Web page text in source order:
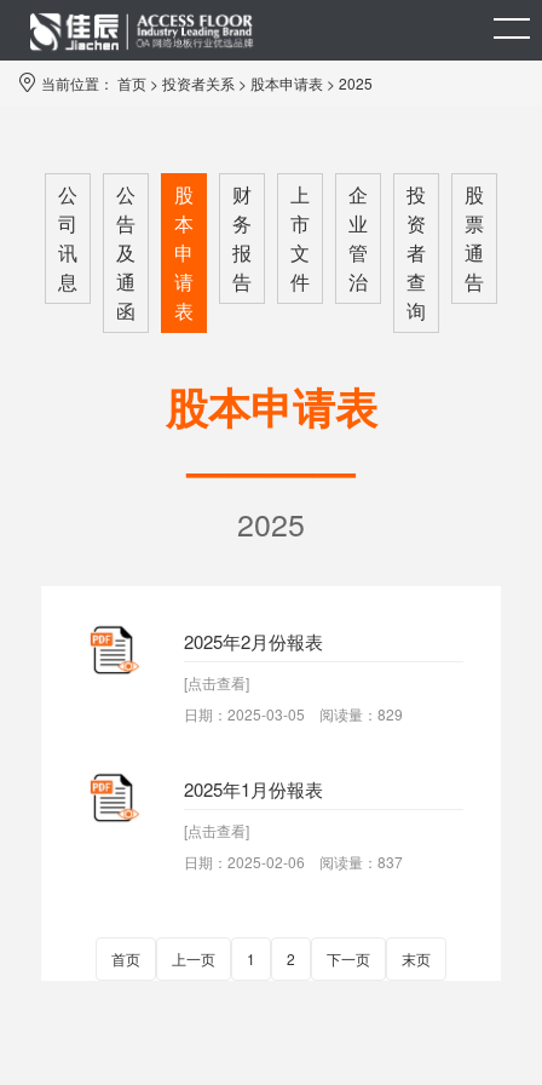
当前位置： 首页 > 投资者关系 > 股本申请表 > 2025
公
司
讯
息
公
告
及
通
函
股
本
申
请
表
财
务
报
告
上
市
文
件
企
业
管
治
投
资
者
查
询
股
票
通
告
股本申请表
————
2025
2025年2月份報表
[点击查看]
日期：2025-03-05 阅读量：829
2025年1月份報表
[点击查看]
日期：2025-02-06 阅读量：837
首页 上一页 1 2 下一页 末页